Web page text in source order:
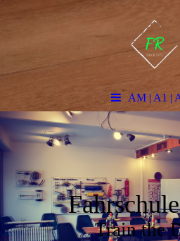
AM | A1 |
Train the